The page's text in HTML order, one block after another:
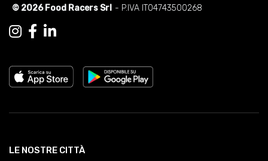
© 2026 Food Racers Srl - P.IVA IT04743500268
LE NOSTRE CITTÀ